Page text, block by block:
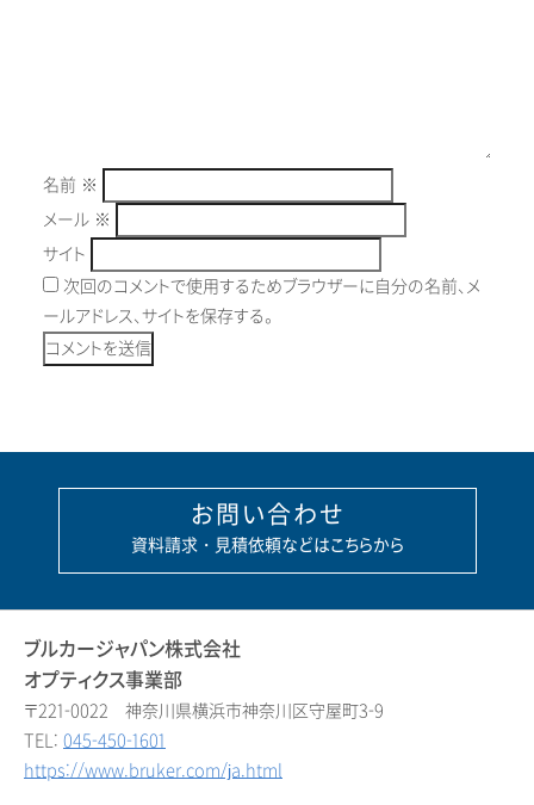
名前 ※
メール ※
サイト
次回のコメントで使用するためブラウザーに自分の名前、メ
ールアドレス、サイトを保存する。
お問い合わせ
資料請求・見積依頼などはこちらから
ブルカージャパン株式会社
オプティクス事業部
〒221-0022 神奈川県横浜市神奈川区守屋町3-9
TEL: 045-450-1601
https://www.bruker.com/ja.html